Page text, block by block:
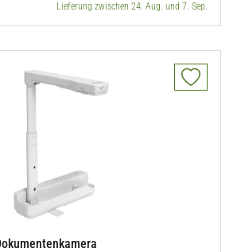
Lieferung zwischen 24. Aug. und 7. Sep.